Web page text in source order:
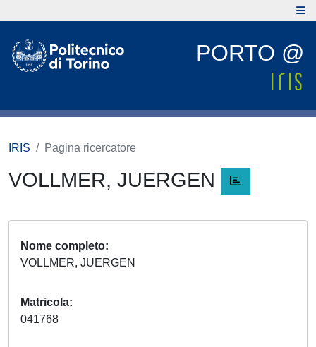
PORTO @
IRIS Pagina ricercatore
VOLLMER, JUERGEN
Nome completo
VOLLMER, JUERGEN
Matricola
041768